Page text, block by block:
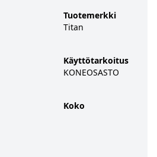
Tuotemerkki
Titan
Käyttötarkoitus
KONEOSASTO
Koko